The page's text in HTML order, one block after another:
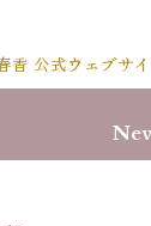
香 公式ウェブサイ